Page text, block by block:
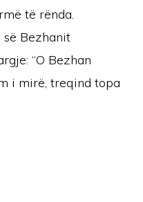
të rënda.
së Bezhanit
“O Bezhan
i mirë, treqind topa